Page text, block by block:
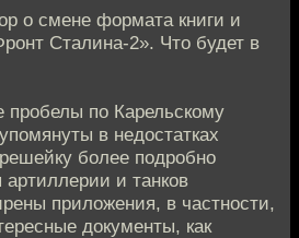
о смене формата книги и
Сталина-2». Что будет в
пробелы по Карельскому
в недостатках
более подробно
и танков
приложения, в частности,
документы, как